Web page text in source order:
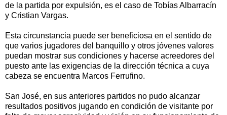
de la partida por expulsión, es el caso de Tobías Albarracín
y Cristian Vargas.
Esta circunstancia puede ser beneficiosa en el sentido de
que varios jugadores del banquillo y otros jóvenes valores
puedan mostrar sus condiciones y hacerse acreedores del
puesto ante las exigencias de la dirección técnica a cuya
cabeza se encuentra Marcos Ferrufino.
San José, en sus anteriores partidos no pudo alcanzar
resultados positivos jugando en condición de visitante por